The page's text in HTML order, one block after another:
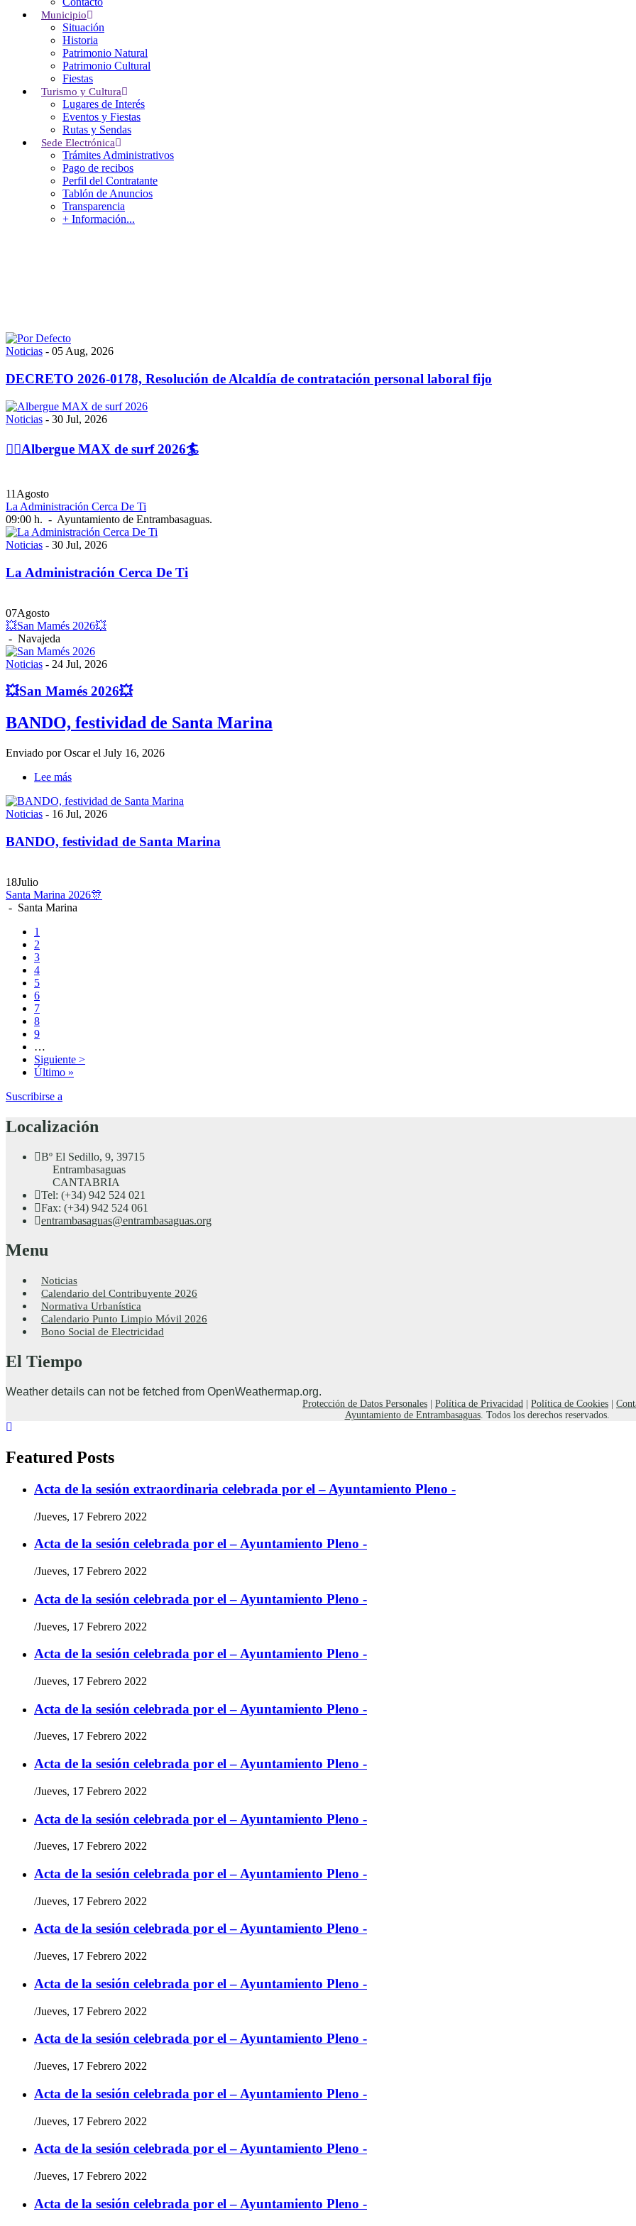
Municipio
Situación
Historia
Patrimonio Natural
Patrimonio Cultural
Fiestas
Turismo y Cultura
Lugares de Interés
Eventos y Fiestas
Rutas y Sendas
Sede Electrónica
Trámites Administrativos
Pago de recibos
Perfil del Contratante
Tablón de Anuncios
Transparencia
+ Información...
Servicios Sociales
Leer más
Noticias - 05 Aug, 2026
DECRETO 2026-0178, Resolución de Alcaldía de contratación personal laboral fijo
Noticias - 30 Jul, 2026
🏄‍♀️Albergue MAX de surf 2026🏄
11 Agosto
La Administración Cerca De Ti
09:00 h. - Ayuntamiento de Entrambasaguas.
Noticias - 30 Jul, 2026
La Administración Cerca De Ti
07Agosto
💥San Mamés 2026💥
- Navajeda
Noticias - 24 Jul, 2026
💥San Mamés 2026💥
BANDO, festividad de Santa Marina
Enviado porOscarel July 16, 2026
Lee más
festividad
de
Marina
Noticias - 16 Jul, 2026
BANDO, festividad de Santa Marina
18Julio
Santa Marina 2026🎊
- Santa Marina
Página
actual
1
Página
2
Página
3
Página
4
Página
5
Página
6
Página
7
Página
8
Página
9
…
Siguiente
página
Siguiente >
Última
Último »
Suscribirse a
Localización
Bº El Sedillo, 9, 39715
Entrambasaguas
CANTABRIA
Tel: (+34) 942 524 021
Fax: (+34) 942 524 061
entrambasaguas@entrambasaguas.org
Menu
Noticias
Calendario del Contribuyente 2026
Normativa Urbanística
Calendario Punto Limpio Móvil 2026
Bono Social de Electricidad
El Tiempo
Weather details can not be fetched from OpenWeathermap.org.
Protección de Datos Personales Política de Privacidad Política de Cookies
Ayuntamiento de Entrambasaguas. Todos los derechos reservados.
Featured Posts
Acta de la sesión extraordinaria celebrada por el – Ayuntamiento Pleno -
/Jueves, 17 Febrero 2022
Acta de la sesión celebrada por el – Ayuntamiento Pleno -
/Jueves, 17 Febrero 2022
Acta de la sesión celebrada por el – Ayuntamiento Pleno -
/Jueves, 17 Febrero 2022
Acta de la sesión celebrada por el – Ayuntamiento Pleno -
/Jueves, 17 Febrero 2022
Acta de la sesión celebrada por el – Ayuntamiento Pleno -
/Jueves, 17 Febrero 2022
Acta de la sesión celebrada por el – Ayuntamiento Pleno -
/Jueves, 17 Febrero 2022
Acta de la sesión celebrada por el – Ayuntamiento Pleno -
/Jueves, 17 Febrero 2022
Acta de la sesión celebrada por el – Ayuntamiento Pleno -
/Jueves, 17 Febrero 2022
Acta de la sesión celebrada por el – Ayuntamiento Pleno -
/Jueves, 17 Febrero 2022
Acta de la sesión celebrada por el – Ayuntamiento Pleno -
/Jueves, 17 Febrero 2022
Acta de la sesión celebrada por el – Ayuntamiento Pleno -
/Jueves, 17 Febrero 2022
Acta de la sesión celebrada por el – Ayuntamiento Pleno -
/Jueves, 17 Febrero 2022
Acta de la sesión celebrada por el – Ayuntamiento Pleno -
/Jueves, 17 Febrero 2022
Acta de la sesión celebrada por el – Ayuntamiento Pleno -